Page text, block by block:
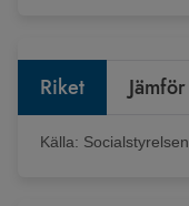
Riket Jämför
Källa: Socialstyrelsen